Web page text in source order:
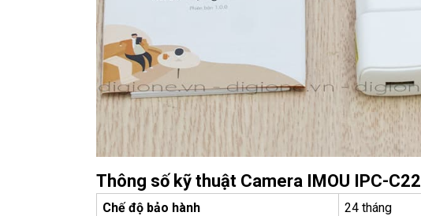
Thông số kỹ thuật Camera IMOU IPC-
Chế độ bảo hành
24 tháng